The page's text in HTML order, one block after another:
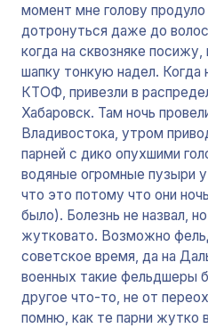
момент мне голову
дотронуться даже до
когда на сквозняке
шапку тонкую надел. Когда
КТОФ, привезли в
Хабаровск. Там ночь
Владивостока, утром
парней с дико опухшими
водяные огромные пузыри
что это потому что они
было). Болезнь не назвал,
жутковато. Возможно
советское время, да на
военных такие фельдшеры
другое что-то, не от
помню, как те парни жутко